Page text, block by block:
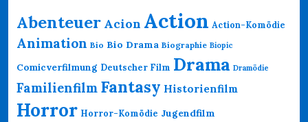
Abenteuer Acion Action Action-Komödie
Animation Bio Bio Drama Biographie Biopic
Comicverfilmung Deutscher Film Drama Dramödie
Familienfilm Fantasy Historienfilm
Horror Horror-Komödie Jugendfilm